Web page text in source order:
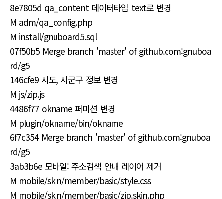
8e7805d qa_content 데이터타입 text로 변경
M adm/qa_config.php
M install/gnuboard5.sql
07f50b5 Merge branch 'master' of github.com:gnuboa
rd/g5
146cfe9 시도, 시군구 정보 변경
M js/zip.js
4486f77 okname 퍼미션 변경
M plugin/okname/bin/okname
6f7c354 Merge branch 'master' of github.com:gnuboa
rd/g5
3ab3b6e 모바일: 주소검색 안내 레이어 제거
M mobile/skin/member/basic/style.css
M mobile/skin/member/basic/zip.skin.php